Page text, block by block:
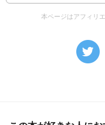
本ページはアフィリ